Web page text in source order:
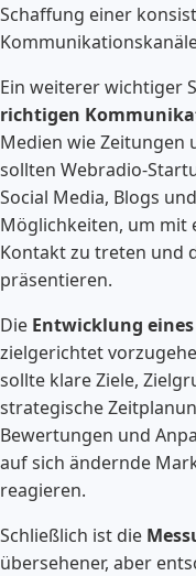
Schaffung einer
Ein weiterer wichtiger
richtigen
Medien wie Zeitungen
sollten Webradio-
Social Media, Blogs
Möglichkeiten, um mit
Kontakt zu treten und
präsentieren.
Die Entwicklung eines
zielgerichtet
sollte klare Ziele,
strategische
Bewertungen und
auf sich ändernde
reagieren.
Schließlich ist die
übersehener, aber